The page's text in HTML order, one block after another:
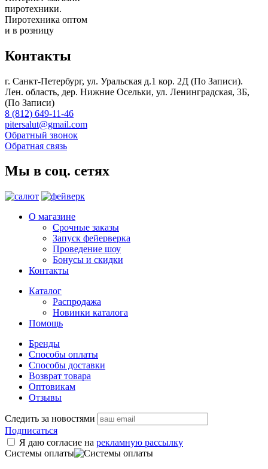
пиротехники.
Пиротехника оптом
и в розницу
Контакты
г. Санкт-Петербург, ул. Уральская д.1 кор. 2Д (По Записи).
Лен. область, дер. Нижние Осельки, ул. Ленинградская, 3Б,
(По Записи)
8 (812) 649-11-46
pitersalut@gmail.com
Обратный звонок
Обратная связь
Мы в соц. сетях
О магазине
Срочные заказы
Запуск фейерверка
Проведение шоу
Бонусы и скидки
Контакты
Каталог
Распродажа
Новинки каталога
Помощь
Бренды
Способы оплаты
Способы доставки
Возврат товара
Оптовикам
Отзывы
Следить за новостями
Подписаться
Я даю согласие на рекламную рассылку
Системы оплаты